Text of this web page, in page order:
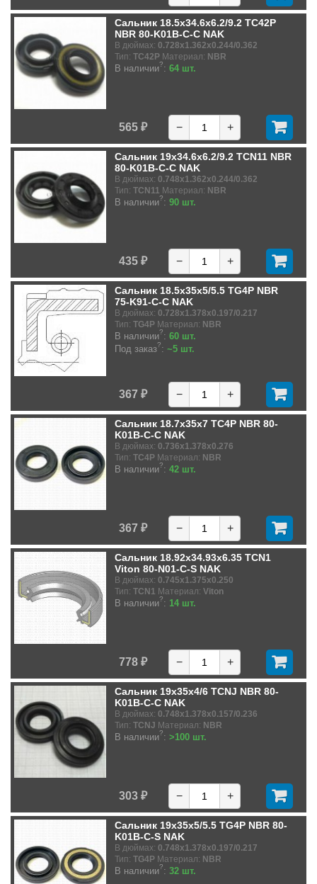
Сальник 18.5x34.6x6.2/9.2 TC42P
NBR 80-K01B-C-C NAK
В дюймах: 0.728x1.362x0.244/0.362
Тип: TC42P Материал: NBR
В наличии?: 64 шт.
565 ₽ − +
Сальник 19x34.6x6.2/9.2 TCN11 NBR
80-K01B-C-C NAK
В дюймах: 0.748x1.362x0.244/0.362
Тип: TCN11 Материал: NBR
В наличии?: 90 шт.
435 ₽ − +
Сальник 18.5x35x5/5.5 TG4P NBR
75-K91-C-C NAK
В дюймах: 0.728x1.378x0.197/0.217
Тип: TG4P Материал: NBR
В наличии?: 60 шт.
Под заказ?: ~5 шт.
367 ₽ − +
Сальник 18.7x35x7 TC4P NBR 80-
K01B-C-C NAK
В дюймах: 0.736x1.378x0.276
Тип: TC4P Материал: NBR
В наличии?: 42 шт.
367 ₽ − +
Сальник 18.92x34.93x6.35 TCN1
Viton 80-N01-C-S NAK
В дюймах: 0.745x1.375x0.250
Тип: TCN1 Материал: Viton
В наличии?: 14 шт.
778 ₽ − +
Сальник 19x35x4/6 TCNJ NBR 80-
K01B-C-C NAK
В дюймах: 0.748x1.378x0.157/0.236
Тип: TCNJ Материал: NBR
В наличии?: >100 шт.
303 ₽ − +
Сальник 19x35x5/5.5 TG4P NBR 80-
K01B-C-S NAK
В дюймах: 0.748x1.378x0.197/0.217
Тип: TG4P Материал: NBR
В наличии?: 32 шт.